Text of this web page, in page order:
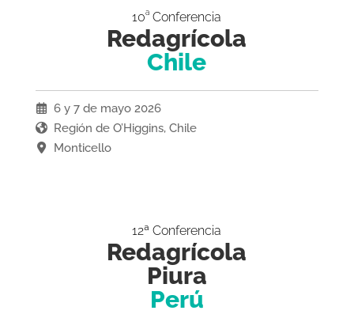
10a Conferencia
Redagrícola
Chile
6 y 7 de mayo 2026
Región de O’Higgins, Chile
Monticello
12ª Conferencia
Redagrícola
Piura
Perú